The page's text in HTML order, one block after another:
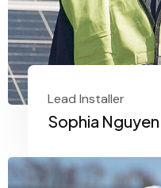
Sophia Nguyen
Lead Installer